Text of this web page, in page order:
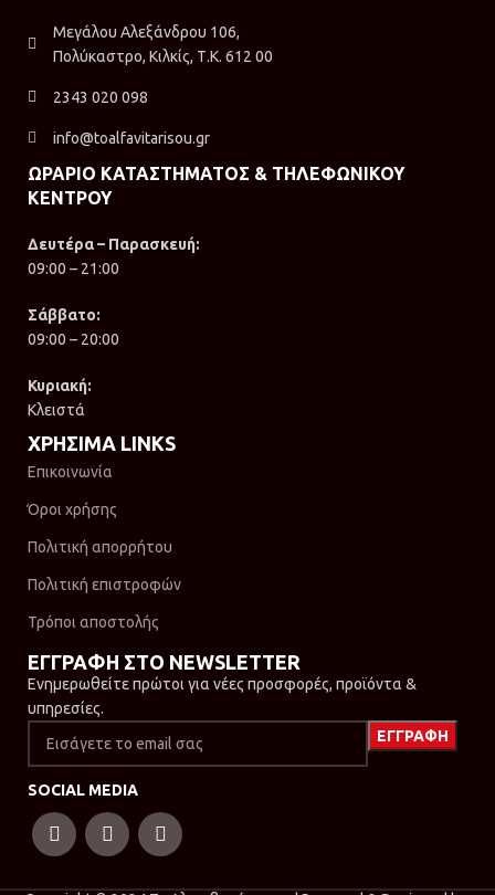
Μεγάλου Αλεξάνδρου 106,
Πολύκαστρο, Κιλκίς, Τ.Κ. 612 00
2343 020 098
info@toalfavitarisou.gr
ΩΡΑΡΙΟ ΚΑΤΑΣΤΗΜΑΤΟΣ & ΤΗΛΕΦΩΝΙΚΟΥ
ΚΕΝΤΡΟΥ
Δευτέρα – Παρασκευή:
09:00 – 21:00
Σάββατο:
09:00 – 20:00
Κυριακή:
Κλειστά
ΧΡΗΣΙΜΑ LINKS
Επικοινωνία
Όροι χρήσης
Πολιτική απορρήτου
Πολιτική επιστροφών
Τρόποι αποστολής
ΕΓΓΡΑΦΗ ΣΤΟ NEWSLETTER
Ενημερωθείτε πρώτοι για νέες προσφορές, προϊόντα &
υπηρεσίες.
SOCIAL MEDIA